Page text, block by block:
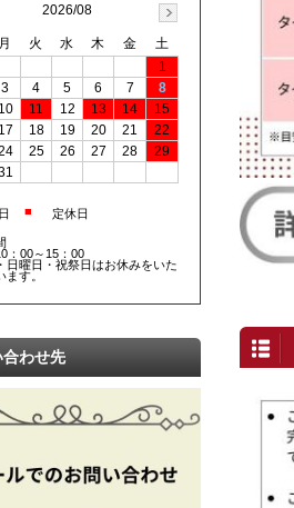
2026/08
月 火 水 木 金
土
1
3 4 5 6 7
8
10 11 12 13 14
15
17 18 19 20 21
22
25 26 27 28
29
■ 定休日
00～15：00
日曜日・祝祭日はお休みをいた
ます。
合わせ先